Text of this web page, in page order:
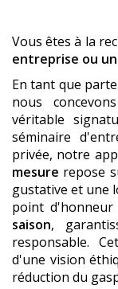
Vous êtes à la
entreprise ou
En tant que
nous
véritable
séminaire
privée, notre
mesure repose
gustative et une
point
saison,
responsable.
d'une vision
réduction du